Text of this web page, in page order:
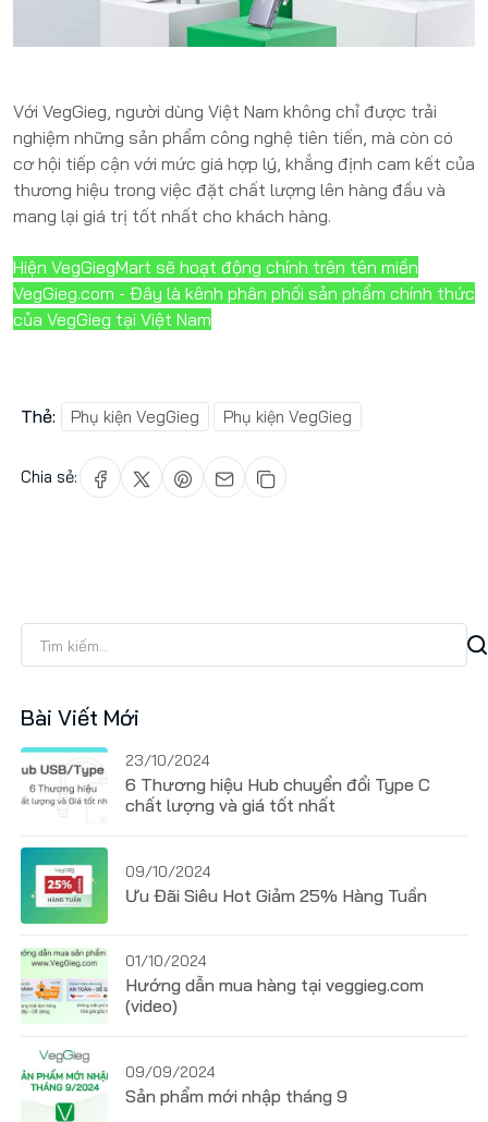
Với VegGieg, người dùng Việt Nam không chỉ được trải
nghiệm những sản phẩm công nghệ tiên tiến, mà còn có
cơ hội tiếp cận với mức giá hợp lý, khẳng định cam kết của
thương hiệu trong việc đặt chất lượng lên hàng đầu và
mang lại giá trị tốt nhất cho khách hàng.
Hiện VegGiegMart sẽ hoạt động chính trên tên miền
VegGieg.com - Đây là kênh phân phối sản phẩm chính thức
của VegGieg tại Việt Nam
Thẻ: Phụ kiện VegGieg Phụ kiện VegGieg
Chia sẻ:
Bài Viết Mới
23/10/2024
6 Thương hiệu Hub chuyển đổi Type C
chất lượng và giá tốt nhất
09/10/2024
Ưu Đãi Siêu Hot Giảm 25% Hàng Tuần
01/10/2024
Hướng dẫn mua hàng tại veggieg.com
(video)
09/09/2024
Sản phẩm mới nhập tháng 9